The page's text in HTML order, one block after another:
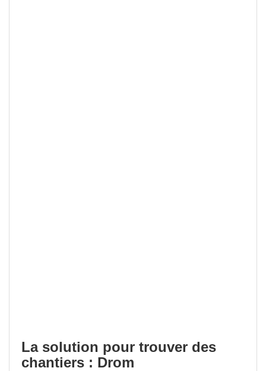
La solution pour trouver des
chantiers : Drom